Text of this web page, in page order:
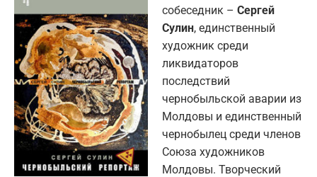
собеседник – Сергей
Сулин, единственный
художник среди
ликвидаторов
последствий
чернобыльской аварии из
Молдовы и единственный
чернобылец среди членов
Союза художников
Молдовы. Творческий